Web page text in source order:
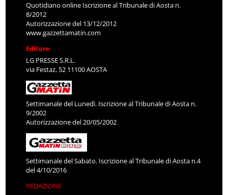
Quotidiano online Iscrizione al Tribunale di Aosta n.
8/2012
Autorizzazione del 13/12/2012
www.gazzettamatin.com
Editore
LG PRESSE S.R.L.
via Festaz, 52 11100 AOSTA
Settimanale del Lunedì. Iscrizione al Tribunale di Aosta n.
9/2002
Autorizzazione del 20/05/2002
Settimanale del Sabato. Iscrizione al Tribunale di Aosta n.4
del 4/10/2016
REDAZIONE